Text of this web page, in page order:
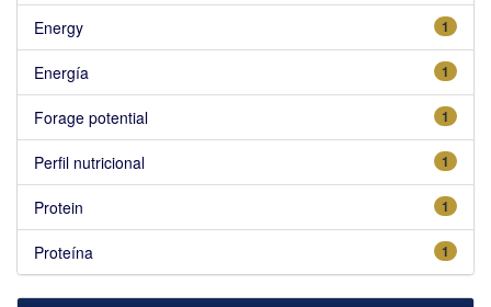
1
Energy
1
Energía
1
Forage potential
1
Perfil nutricional
1
Protein
1
Proteína